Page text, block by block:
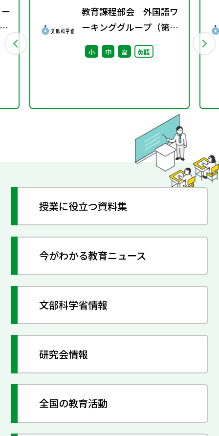
教育課程部会 外国語ワ
ーキンググループ（第2
回） 配付資料
小 中 高 英語
授業に役立つ資料集
今がわかる教育ニュース
文部科学省情報
研究会情報
全国の教育活動